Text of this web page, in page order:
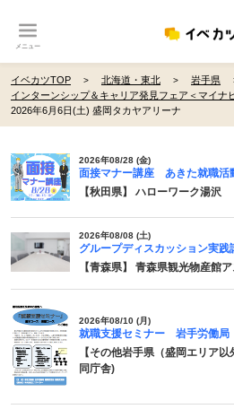
メニュー
イベカツTOP 北海道・東北 岩手県
インターンシップ＆キャリア発見フェア＜マイナ
2026年6月6日(土) 盛岡タカヤアリーナ
2026年08/28 (金)
面接マナー講座 あきた就職活
【秋田県】 ハローワーク湯沢
2026年08/08 (土)
グループディスカッション実
【青森県】 青森県観光物産館
2026年08/10 (月)
就職支援セミナー 岩手労働局
【その他岩手県（盛岡エリア
同庁舎)